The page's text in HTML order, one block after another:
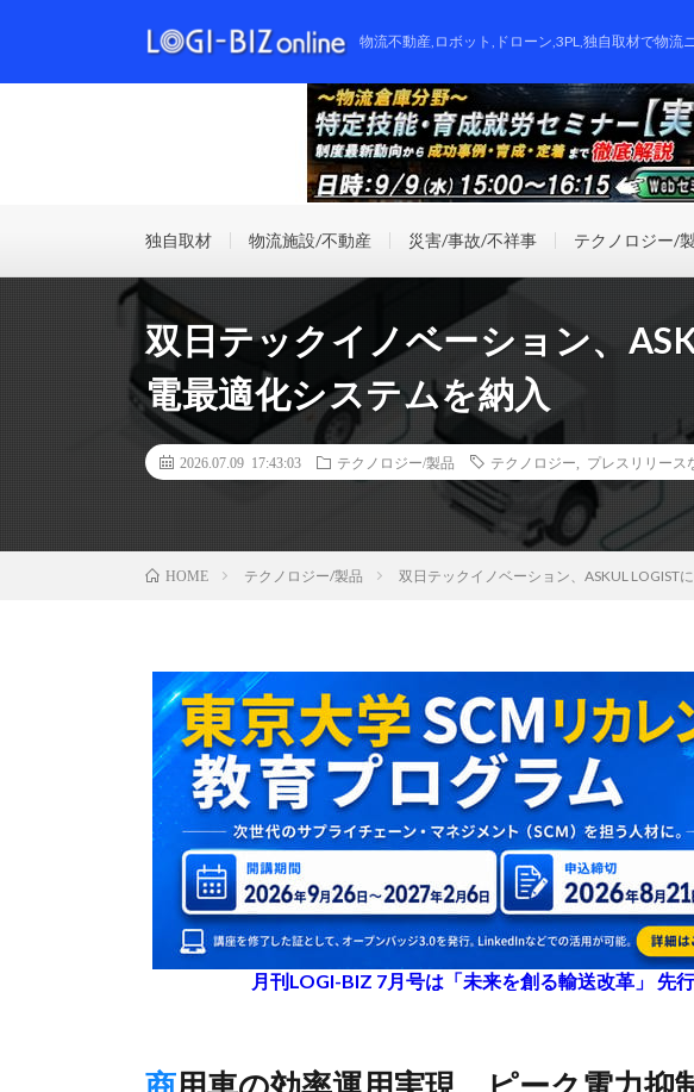
物流不動産,ロボット,ドローン,3PL,独自取材で物流
独自取材 物流施設/不動産 災害/事故/不祥事 テクノロジー/
双日テックイノベーション、
電最適化システムを納入
2026.07.09 17:43:03 テクノロジー/製品 テクノロジー プレスリリース
HOME テクノロジー/製品 双日テックイノベーション、ASKUL LOGIST
月刊LOGI-BIZ 7月号は「未来を創る輸送改革」 先